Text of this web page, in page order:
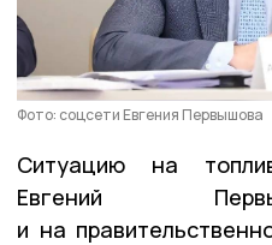
Фото: соцсети Евгения Первышова
Ситуацию на
Евгений
и на